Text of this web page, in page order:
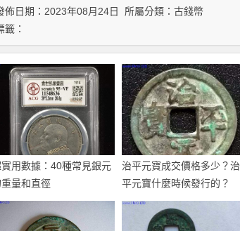
佈日期：2023年08月24日 所屬分類： 古錢幣
籤：
用數據：40種常見銀元
重量和直徑
治平元寶成交價格多少？治
平元寶什麼時候發行的？